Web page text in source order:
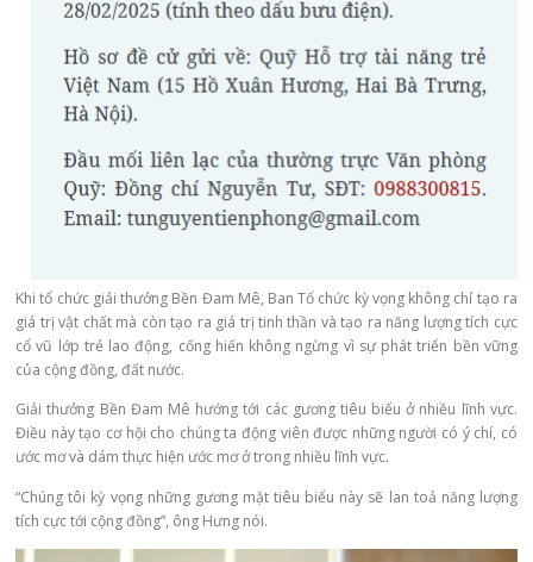
Khi tổ chức giải thưởng Bền Đam Mê, Ban Tổ chức kỳ vọng không chỉ tạo ra
giá trị vật chất mà còn tạo ra giá trị tinh thần và tạo ra năng lượng tích cực
cổ vũ lớp trẻ lao động, cống hiến không ngừng vì sự phát triển bền vững
của cộng đồng, đất nước.
Giải thưởng Bền Đam Mê hướng tới các gương tiêu biểu ở nhiều lĩnh vực.
Điều này tạo cơ hội cho chúng ta động viên được những người có ý chí, có
ước mơ và dám thực hiện ước mơ ở trong nhiều lĩnh vực.
“Chúng tôi kỳ vọng những gương mặt tiêu biểu này sẽ lan toả năng lượng
tích cực tới cộng đồng”, ông Hưng nói.